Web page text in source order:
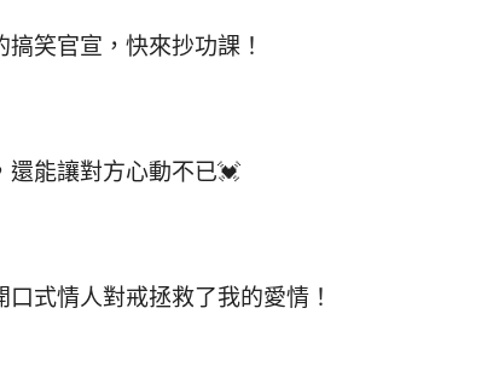
笑官宣，快來抄功課！
還能讓對方心動不已💓
式情人對戒拯救了我的愛情！